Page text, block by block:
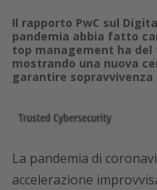
Il rapporto PwC sul
pandemia abbia fatto
top management ha
mostrando una nuova
garantire
La pandemia di
accelerazione